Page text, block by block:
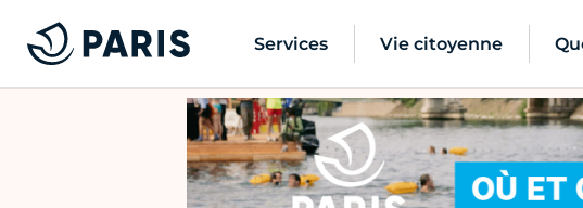
Services Vie citoyenne